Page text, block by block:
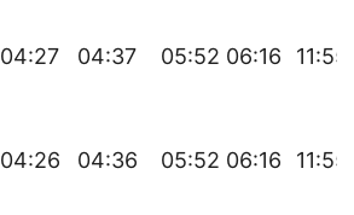
04:27 04:37 05:52 06:16 11:55
04:26 04:36 05:52 06:16 11:55